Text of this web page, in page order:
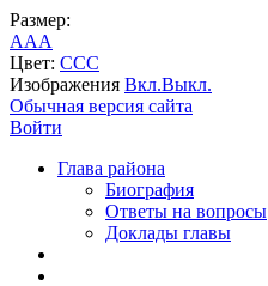
Размер:
AAA
Цвет: CCC
Изображения Вкл.Выкл.
Обычная версия сайта
Войти
Глава района
Биография
Ответы на вопросы
Доклады главы